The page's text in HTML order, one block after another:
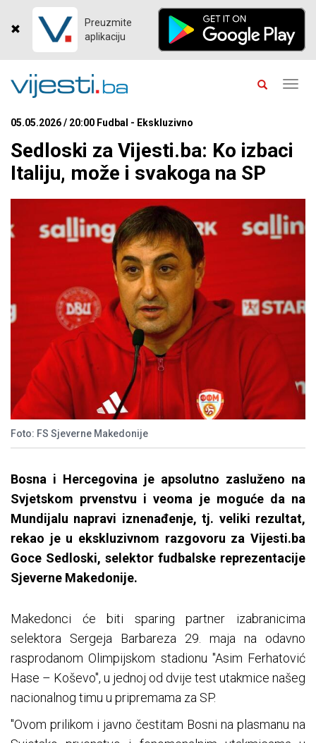
Preuzmite
aplikaciju
05.05.2026 / 20:00 Fudbal - Ekskluzivno
Sedloski za Vijesti.ba: Ko izbaci
Italiju, može i svakoga na SP
Foto: FS Sjeverne Makedonije
Bosna i Hercegovina je apsolutno zasluženo na
Svjetskom prvenstvu i veoma je moguće da na
Mundijalu napravi iznenađenje, tj. veliki rezultat,
rekao je u ekskluzivnom razgovoru za Vijesti.ba
Goce Sedloski, selektor fudbalske reprezentacije
Sjeverne Makedonije.
Makedonci će biti sparing partner izabranicima
selektora Sergeja Barbareza 29. maja na odavno
rasprodanom Olimpijskom stadionu "Asim Ferhatović
Hase – Koševo", u jednoj od dvije test utakmice našeg
nacionalnog timu u pripremama za SP.
"Ovom prilikom i javno čestitam Bosni na plasmanu na